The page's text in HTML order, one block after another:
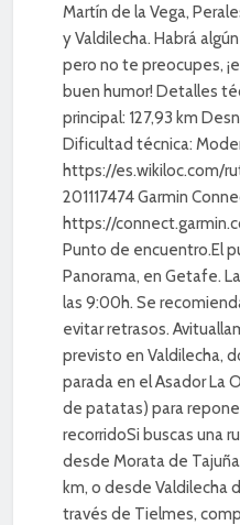
Martín de la Vega,
y Valdilecha. Habrá
pero no te preocupes,
buen humor! Detalles
principal: 127,93 km
Dificultad técnica:
https://es.wikiloc.com/
201117474 Garmin
https://
Punto de encuentro.El
Panorama, en Getafe.
las 9:00h. Se
evitar retrasos.
previsto en Valdilecha,
parada en el Asador La
de patatas) para
recorridoSi buscas una
desde Morata de
km, o desde Valdilecha
través de Tielmes,